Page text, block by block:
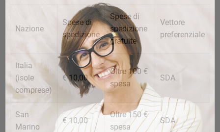
Nazione
Spese di
spedizione
Spese di
spedizione
gratuite
Vettore
preferenziale
Italia
(isole
comprese)
€ 10,00
Oltre 100 €
spesa
SDA
San
Marino
€ 10,00
Oltre 150 €
spesa
SDA